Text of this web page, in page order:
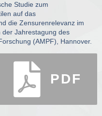
Studie zum
auf das
die Zensurenrelevanz im
der Jahrestagung des
(AMPF), Hannover.
PDF